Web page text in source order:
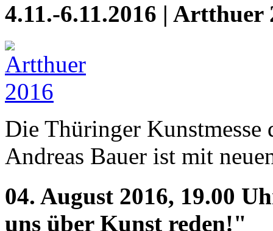
4.11.-6.11.2016 | Artthuer
Die Thüringer
Andreas Bauer ist mit
04. August 2016, 19.00
uns über Kunst reden!"